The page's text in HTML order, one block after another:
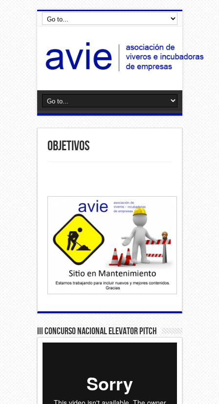
Objetivos
III Concurso Nacional Elevator Pitch